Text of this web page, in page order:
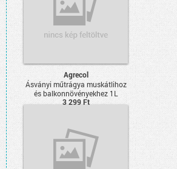
Agrecol
Ásványi műtrágya muskátlihoz
és balkonnövényekhez 1L
3 299 Ft